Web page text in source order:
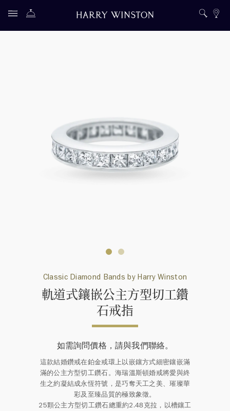
Classic Diamond Bands by Harry Winston
軌道式鑲嵌公主方型切工鑽
石戒指
如需詢問價格，請與我們聯絡。
這款結婚鑽戒在鉑金戒環上以嵌鑲方式細密鑲嵌滿
滿的公主方型切工鑽石。海瑞溫斯頓婚戒將愛與終
生之約凝結成永恆符號，是巧奪天工之美、璀璨華
彩及至臻品質的極致象徵。
25顆公主方型切工鑽石總重約2.48克拉，以槽鑲工